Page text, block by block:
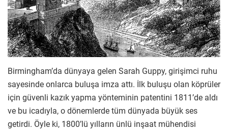
Birmingham’da dünyaya gelen Sarah Guppy, girişimci ruhu
sayesinde onlarca buluşa imza attı. İlk buluşu olan köprüler
için güvenli kazık yapma yönteminin patentini 1811’de aldı
ve bu icadıyla, o dönemlerde tüm dünyada büyük ses
getirdi. Öyle ki, 1800’lü yılların ünlü inşaat mühendisi